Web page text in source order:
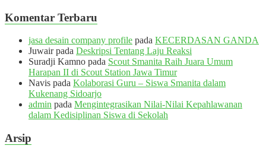
Komentar Terbaru
jasa desain company profile pada KECERDASAN GANDA
Juwairpada Deskripsi Tentang Laju Reaksi
Suradji Kamno pada Scout Smanita Raih Juara Umum
Harapan II di Scout Station Jawa Timur
Navis pada Kolaborasi Guru – Siswa Smanita dalam
Kukenang Sidoarjo
admin pada Mengintegrasikan Nilai-Nilai Kepahlawanan
dalam Kedisiplinan Siswa di Sekolah
Arsip